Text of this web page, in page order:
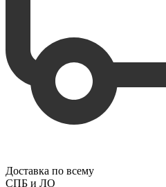
Доставка по всему
СПБ и ЛО